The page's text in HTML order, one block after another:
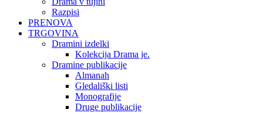
Razpisi
PRENOVA
TRGOVINA
Dramini izdelki
Kolekcija Drama je.
Dramine publikacije
Almanah
Gledališki listi
Monografije
Druge publikacije